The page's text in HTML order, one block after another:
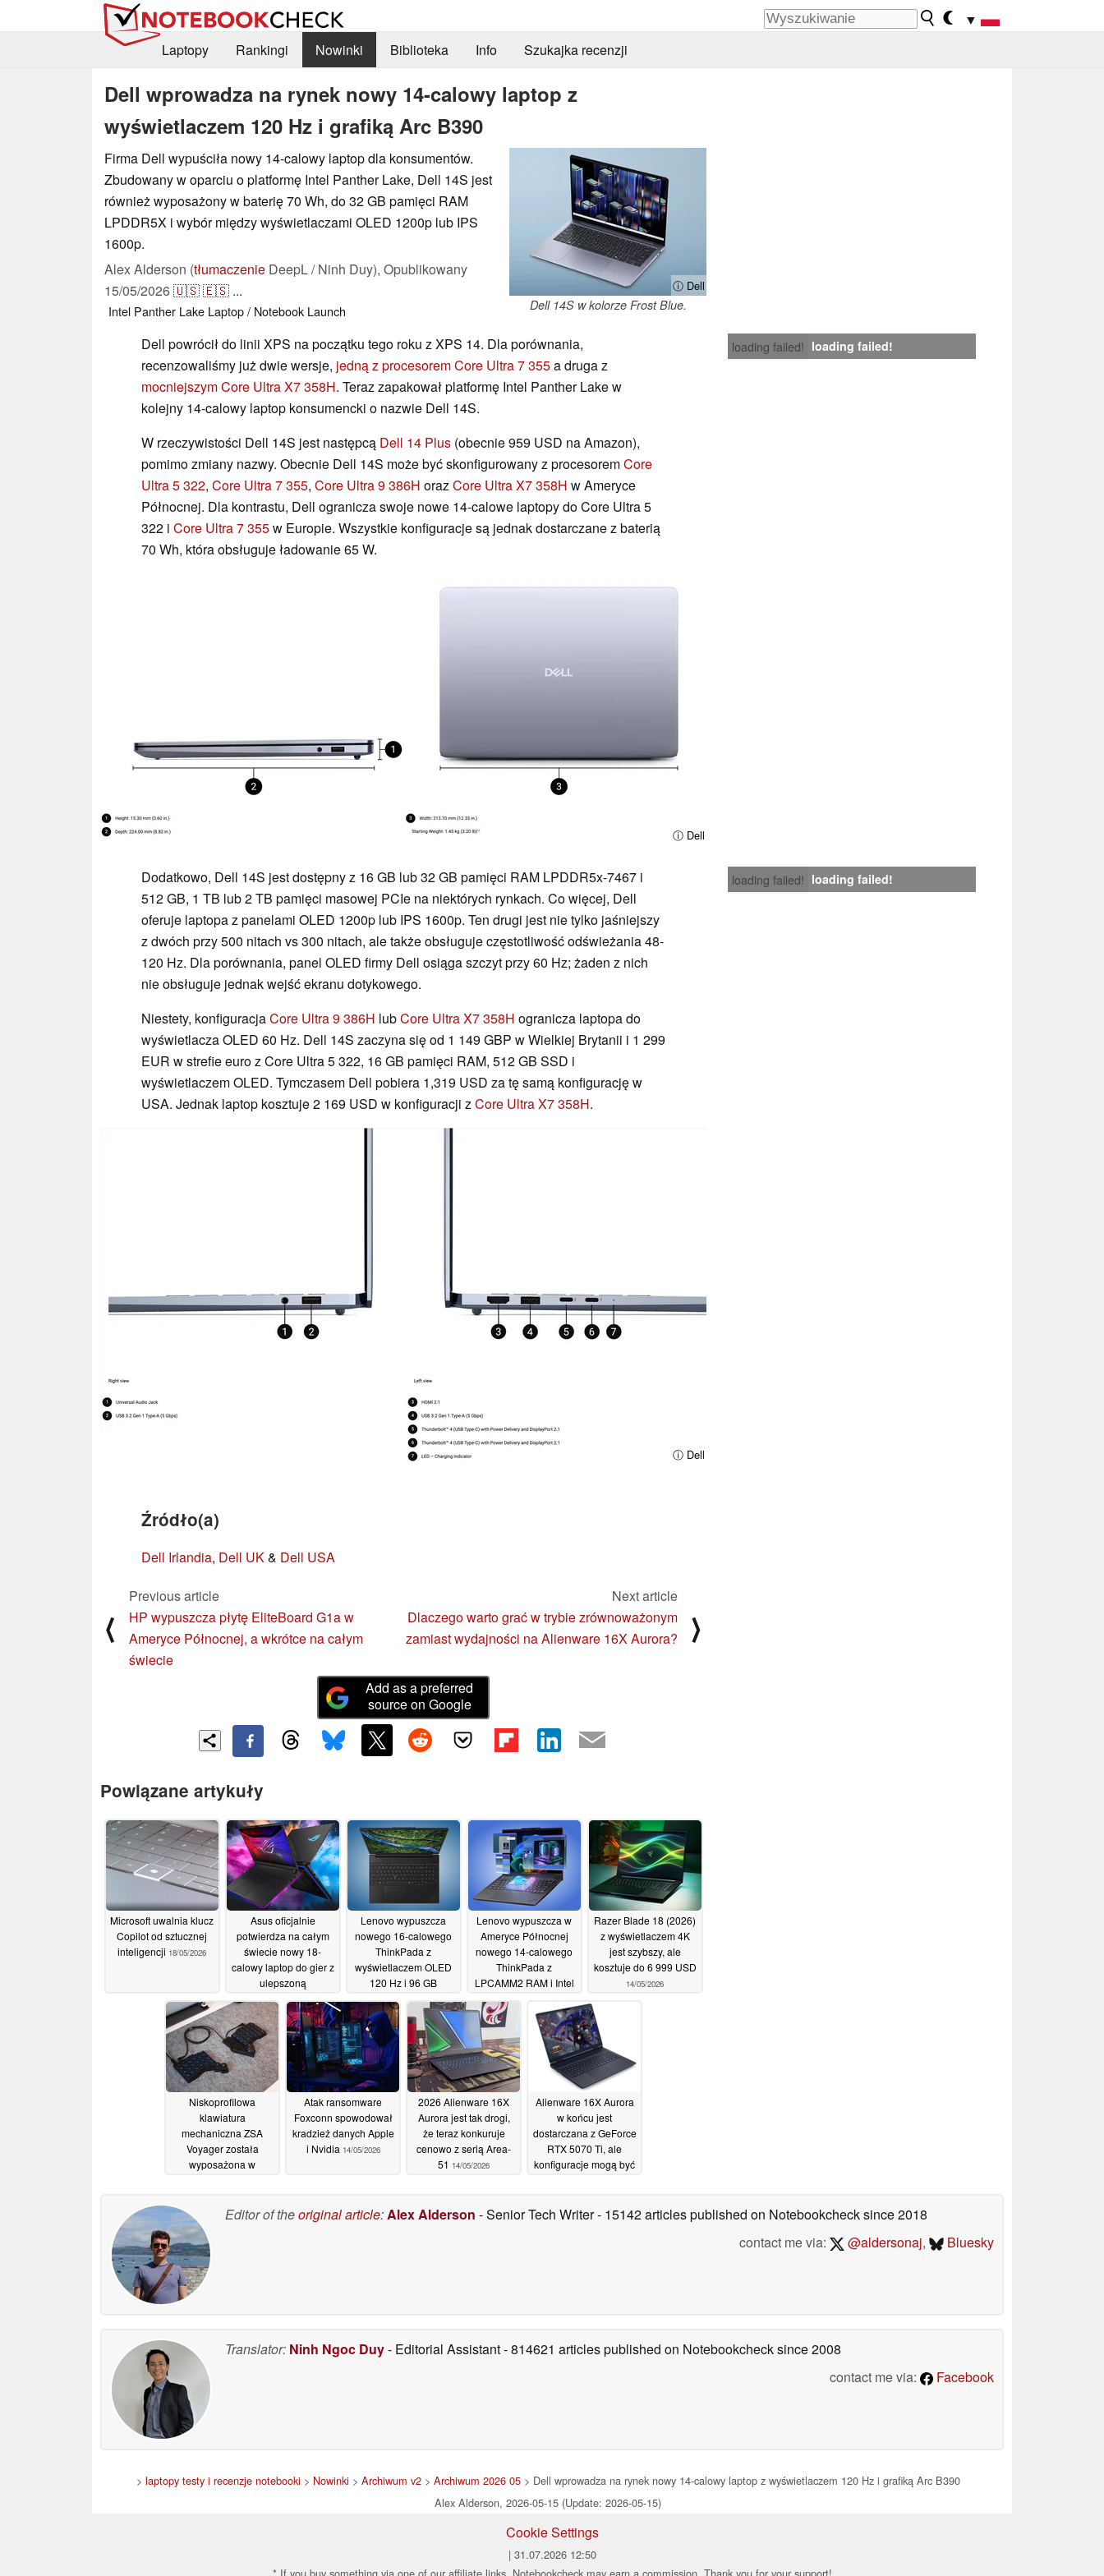
▼
Laptopy
Rankingi Nowinki Biblioteka Info Szukajka recenzji
Dell wprowadza na rynek nowy 14-calowy laptop z
wyświetlaczem 120 Hz i grafiką Arc B390
ⓘ Dell
Dell 14S w kolorze Frost Blue.
Firma Dell wypuściła nowy 14-calowy laptop dla konsumentów.
Zbudowany w oparciu o platformę Intel Panther Lake, Dell 14S jest
również wyposażony w baterię 70 Wh, do 32 GB pamięci RAM
LPDDR5X i wybór między wyświetlaczami OLED 1200p lub IPS
1600p.
Alex Alderson (tłumaczenie DeepL / Ninh Duy), Opublikowany
15/05/2026🇺🇸🇪🇸 ...
Intel Panther Lake Laptop / Notebook Launch
loading failed! loading failed!
Dell powrócił do linii XPS na początku tego roku z XPS 14. Dla porównania,
recenzowaliśmy już dwie wersje, jedną z procesorem Core Ultra 7 355a druga z
mocniejszym Core Ultra X7 358H. Teraz zapakował platformę Intel Panther Lake w
kolejny 14-calowy laptop konsumencki o nazwie Dell 14S.
W rzeczywistości Dell 14S jest następcą Dell 14 Plus (obecnie 959 USD na Amazon),
pomimo zmiany nazwy. Obecnie Dell 14S może być skonfigurowany z procesoremCore
Ultra 5 322, Core Ultra 7 355, Core Ultra 9 386H orazCore Ultra X7 358H w Ameryce
Północnej. Dla kontrastu, Dell ogranicza swoje nowe 14-calowe laptopy do Core Ultra 5
322 i Core Ultra 7 355w Europie. Wszystkie konfiguracje są jednak dostarczane z baterią
70 Wh, która obsługuje ładowanie 65 W.
ⓘ Dell
loading failed! loading failed!
Dodatkowo, Dell 14S jest dostępny z 16 GB lub 32 GB pamięci RAM LPDDR5x-7467 i
512 GB, 1 TB lub 2 TB pamięci masowej PCIe na niektórych rynkach. Co więcej, Dell
oferuje laptopa z panelami OLED 1200p lub IPS 1600p. Ten drugi jest nie tylko jaśniejszy
z dwóch przy 500 nitach vs 300 nitach, ale także obsługuje częstotliwość odświeżania 48-
120 Hz. Dla porównania, panel OLED firmy Dell osiąga szczyt przy 60 Hz; żaden z nich
nie obsługuje jednak wejść ekranu dotykowego.
Niestety, konfiguracjaCore Ultra 9 386H lubCore Ultra X7 358H ogranicza laptopa do
wyświetlacza OLED 60 Hz. Dell 14S zaczyna się od 1 149 GBP w Wielkiej Brytanii i 1 299
EUR w strefie euro z Core Ultra 5 322, 16 GB pamięci RAM, 512 GB SSD i
wyświetlaczem OLED. Tymczasem Dell pobiera 1,319 USD za tę samą konfigurację w
USA. Jednak laptop kosztuje 2 169 USD w konfiguracji zCore Ultra X7 358H.
ⓘ Dell
Źródło(a)
Dell Irlandia, Dell UK& Dell USA
⟨
Previous article
HP wypuszcza płytę EliteBoard G1a w
Ameryce Północnej, a wkrótce na całym
świecie
Next article
Dlaczego warto grać w trybie zrównoważonym
zamiast wydajności na Alienware 16X Aurora?
⟩
Add as a preferred
source on Google
Powiązane artykuły
Microsoft uwalnia klucz
Copilot od sztucznej
inteligencji 18/05/2026
Asus oficjalnie
potwierdza na całym
świecie nowy 18-
calowy laptop do gier z
ulepszoną
wyświetlaczem 4K Mini
LED16/05/2026
Lenovo wypuszcza
nowego 16-calowego
ThinkPada z
wyświetlaczem OLED
120 Hz i 96 GB
LPCAMM216/05/2026
Lenovo wypuszcza w
Ameryce Północnej
nowego 14-calowego
ThinkPada z
LPCAMM2 RAM i Intel
Razer Blade 18 (2026)
z wyświetlaczem 4K
jest szybszy, ale
kosztuje do 6 999 USD
14/05/2026
Niskoprofilowa
klawiatura
mechaniczna ZSA
Voyager została
wyposażona w
kompatybilnością
wsteczną
Atak ransomware
Foxconn spowodował
kradzież danych Apple
i Nvidia 14/05/2026
2026 Alienware 16X
Aurora jest tak drogi,
że teraz konkuruje
cenowo z serią Area-
51 14/05/2026
Alienware 16X Aurora
w końcu jest
dostarczana z GeForce
RTX 5070 Ti, ale
konfiguracje mogą być
Editor of theoriginal article:Alex Alderson - Senior Tech Writer- 15142 articles published on Notebookchecksince 2018
contact me via:
@aldersonaj, Bluesky
Translator: Ninh Ngoc Duy- Editorial Assistant- 814621 articles published on Notebookchecksince 2008
contact me via:
Facebook
> laptopy testy i recenzje notebooki > Nowinki > Archiwum v2> Archiwum 2026 05> Dell wprowadza na rynek nowy 14-calowy laptop z wyświetlaczem 120 Hz i grafiką Arc B390
Alex Alderson, 2026-05-15 (Update: 2026-05-15)
Cookie Settings
| 31.07.2026 12:50